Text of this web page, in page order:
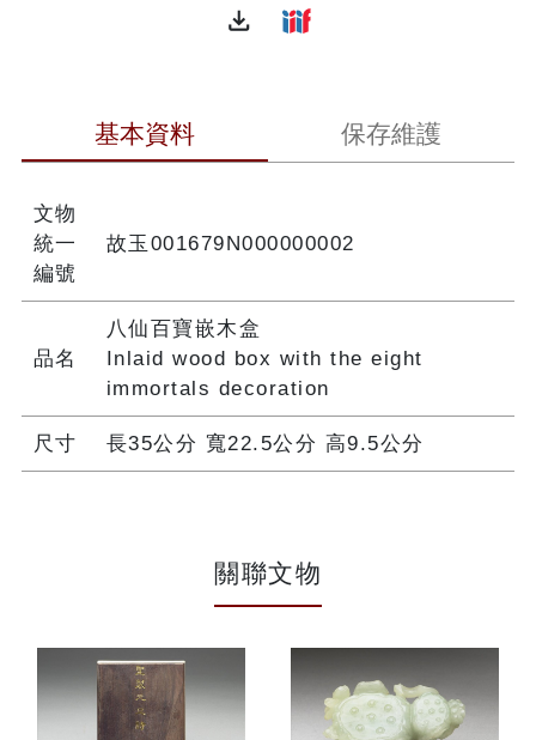
file_download
基本資料 保存維護
文物
統一
編號
故玉001679N000000002
品名
八仙百寶嵌木盒
Inlaid wood box with the eight
immortals decoration
尺寸 長35公分 寬22.5公分 高9.5公分
關聯文物